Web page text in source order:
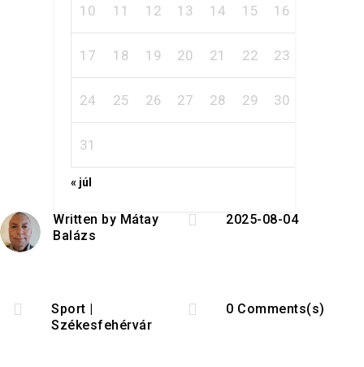
10 11 12 13 14 15 16
17 18 19 20 21 22 23
24 25 26 27 28 29 30
31
« júl
Written by Mátay
Balázs
 2025-08-04
 Sport |
Székesfehérvár
 0 Comments(s)